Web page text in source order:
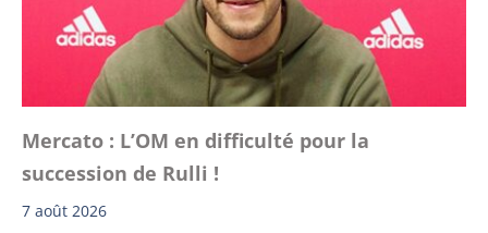
Mercato : L’OM en difficulté pour la
succession de Rulli !
7 août 2026